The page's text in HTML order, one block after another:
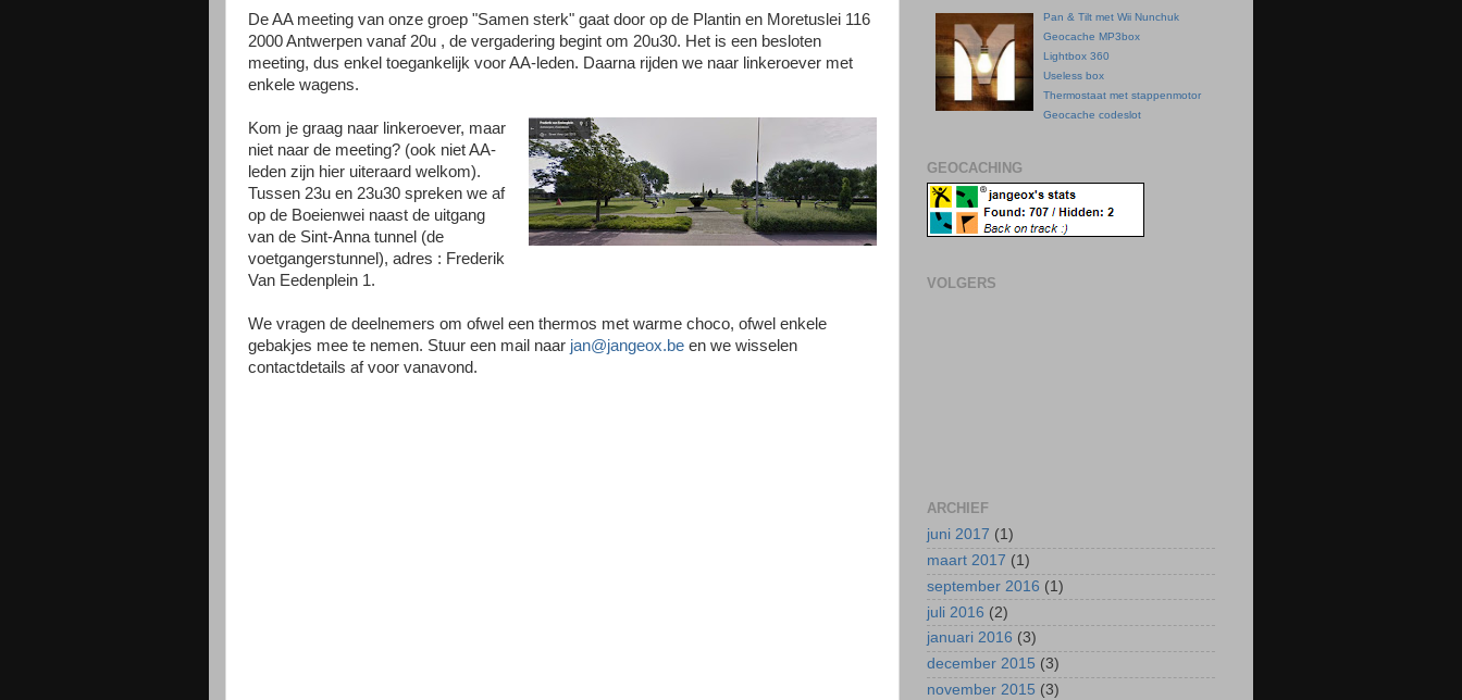
De AA meeting van onze groep "Samen sterk" gaat door op de Plantin en Moretuslei 116
2000 Antwerpen vanaf 20u , de vergadering begint om 20u30. Het is een besloten
meeting, dus enkel toegankelijk voor AA-leden. Daarna rijden we naar linkeroever met
enkele wagens.
Kom je graag naar linkeroever, maar
niet naar de meeting? (ook niet AA-
leden zijn hier uiteraard welkom).
Tussen 23u en 23u30 spreken we af
op de Boeienwei naast de uitgang
van de Sint-Anna tunnel (de
voetgangerstunnel), adres : Frederik
Van Eedenplein 1.
We vragen de deelnemers om ofwel een thermos met warme choco, ofwel enkele
gebakjes mee te nemen. Stuur een mail naar jan@jangeox.be en we wisselen
contactdetails af voor vanavond.
Pan & Tilt met Wii Nunchuk
Geocache MP3box
Lightbox 360
Useless box
Thermostaat met stappenmotor
Geocache codeslot
GEOCACHING
VOLGERS
ARCHIEF
juni 2017 (1)
maart 2017 (1)
september 2016 (1)
juli 2016 (2)
januari 2016 (3)
december 2015 (3)
november 2015 (3)